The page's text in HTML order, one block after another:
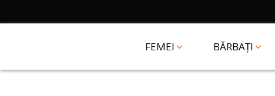
FEMEI BĂRBAȚI